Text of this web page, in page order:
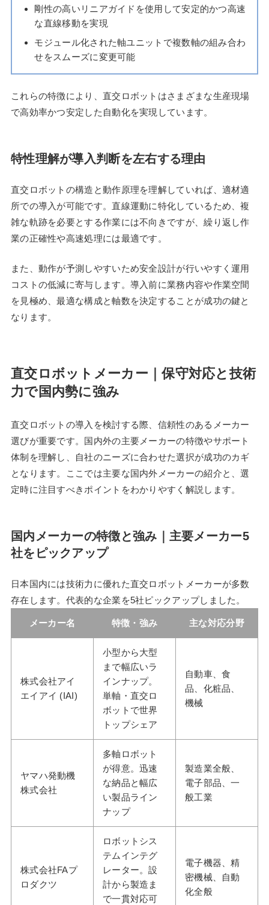
剛性の高いリニアガイドを使用して安定的かつ高速
な直線移動を実現
モジュール化された軸ユニットで複数軸の組み合わ
せをスムーズに変更可能
これらの特徴により、直交ロボットはさまざまな生産現場
で高効率かつ安定した自動化を実現しています。
特性理解が導入判断を左右する理由
直交ロボットの構造と動作原理を理解していれば、適材適
所での導入が可能です。直線運動に特化しているため、複
雑な軌跡を必要とする作業には不向きですが、繰り返し作
業の正確性や高速処理には最適です。
また、動作が予測しやすいため安全設計が行いやすく運用
コストの低減に寄与します。導入前に業務内容や作業空間
を見極め、最適な構成と軸数を決定することが成功の鍵と
なります。
直交ロボットメーカー｜保守対応と技術
力で国内勢に強み
直交ロボットの導入を検討する際、信頼性のあるメーカー
選びが重要です。国内外の主要メーカーの特徴やサポート
体制を理解し、自社のニーズに合わせた選択が成功のカギ
となります。ここでは主要な国内外メーカーの紹介と、選
定時に注目すべきポイントをわかりやすく解説します。
国内メーカーの特徴と強み｜主要メーカー5
社をピックアップ
日本国内には技術力に優れた直交ロボットメーカーが多数
存在します。代表的な企業を5社ピックアップしました。
メーカー名 特徴・強み 主な対応分野
株式会社アイ
エイアイ (IAI)
小型から大型
まで幅広いラ
インナップ。
単軸・直交ロ
ボットで世界
トップシェア
自動車、食
品、化粧品、
機械
ヤマハ発動機
株式会社
多軸ロボット
が得意。迅速
な納品と幅広
い製品ライン
ナップ
製造業全般、
電子部品、一
般工業
株式会社FAプ
ロダクツ
ロボットシス
テムインテグ
レーター。設
計から製造ま
で一貫対応可
電子機器、精
密機械、自動
化全般